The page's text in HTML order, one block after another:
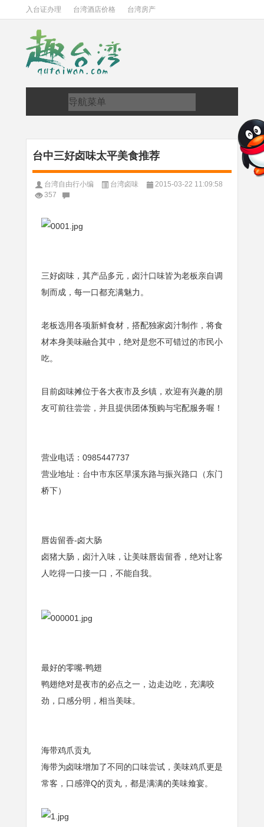
入台证办理 台湾酒店价格 台湾房产
台中三好卤味太平美食推荐
台湾自由行小编 台湾卤味
2015-03-22 11:09:58
357
三好卤味，其产品多元，卤汁口味皆为老板亲自调
制而成，每一口都充满魅力。
老板选用各项新鲜食材，搭配独家卤汁制作，将食
材本身美味融合其中，绝对是您不可错过的市民小
吃。
目前卤味摊位于各大夜市及乡镇，欢迎有兴趣的朋
友可前往尝尝，并且提供团体预购与宅配服务喔！
营业电话：0985447737
营业地址：台中市东区旱溪东路与振兴路口（东门
桥下）
唇齿留香-卤大肠
卤猪大肠，卤汁入味，让美味唇齿留香，绝对让客
人吃得一口接一口，不能自我。
最好的零嘴-鸭翅
鸭翅绝对是夜市的必点之一，边走边吃，充满咬
劲，口感分明，相当美味。
海带鸡爪贡丸
海带为卤味增加了不同的口味尝试，美味鸡爪更是
常客，口感弹Q的贡丸，都是满满的美味飨宴。